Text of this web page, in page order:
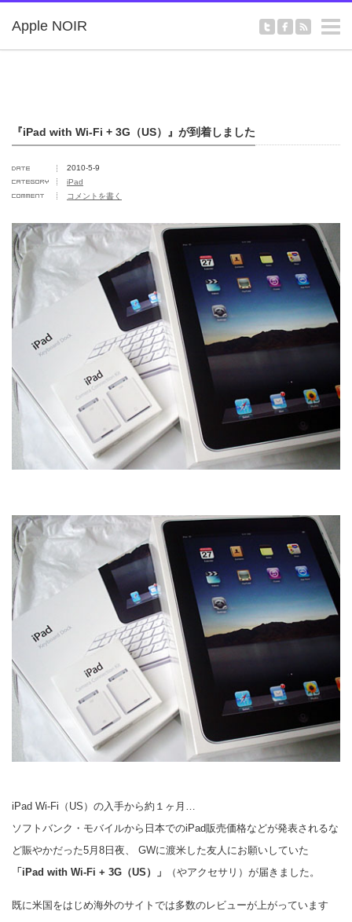
Apple NOIR
『iPad with Wi-Fi + 3G（US）』が到着しました
2010-5-9
iPad
コメントを書く
iPad Wi-Fi（US）の入手から約１ヶ月…
ソフトバンク・モバイルから日本でのiPad販売価格などが発表されるな
ど賑やかだった5月8日夜、 GWに渡米した友人にお願いしていた
「iPad with Wi-Fi + 3G（US）」
（やアクセサリ）が届きました。
既に米国をはじめ海外のサイトでは多数のレビューが上がっています